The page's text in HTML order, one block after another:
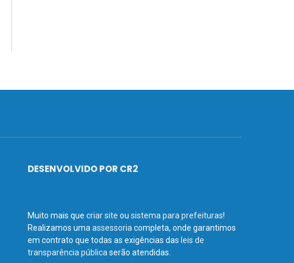
DESENVOLVIDO POR CR2
Muito mais que criar site ou sistema para prefeituras!
Realizamos uma assessoria completa, onde garantimos
em contrato que todas as exigências das leis de
transparência pública serão atendidas.